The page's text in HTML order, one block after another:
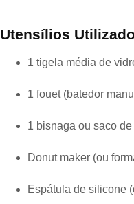
Utensílios
1 tigela média de
1 fouet (batedor
1 bisnaga ou saco
Donut maker (ou
Espátula de silicone